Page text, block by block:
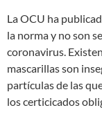
La OCU ha
la norma y no son
coronavirus.
mascarillas son
partículas de las
los certicicados